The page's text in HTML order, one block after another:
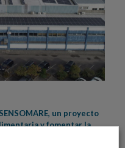
un proyecto
y fomentar la